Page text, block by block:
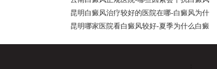
昆明白癜风治疗较好的医院在哪-白癜风为什
昆明哪家医院看白癜风较好-夏季为什么白癜